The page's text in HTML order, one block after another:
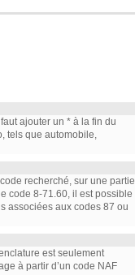
ajouter un * à la fin du
tels que automobile,
recherché, sur une partie
code 8-71.60, il est possible
associées aux codes 87 ou
est seulement
à partir d’un code NAF